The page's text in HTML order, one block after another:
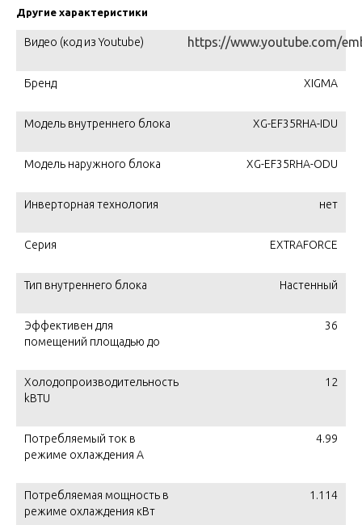
Другие характеристики
Видео (код из Youtube) https://www.youtube.com/
Бренд XIGMA
Модель внутреннего блока XG-EF35RHA-IDU
Модель наружного блока XG-EF35RHA-ODU
Инверторная технология нет
Серия EXTRAFORCE
Тип внутреннего блока Настенный
Эффективен для
помещений площадью до
36
Холодопроизводительность
kBTU
12
Потребляемый ток в
режиме охлаждения A
4.99
Потребляемая мощность в
режиме охлаждения кВт
1.114